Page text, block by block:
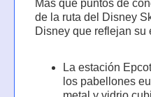
Más que puntos de
de la ruta del Disney
Disney que reflejan su
La estación
los pabellones